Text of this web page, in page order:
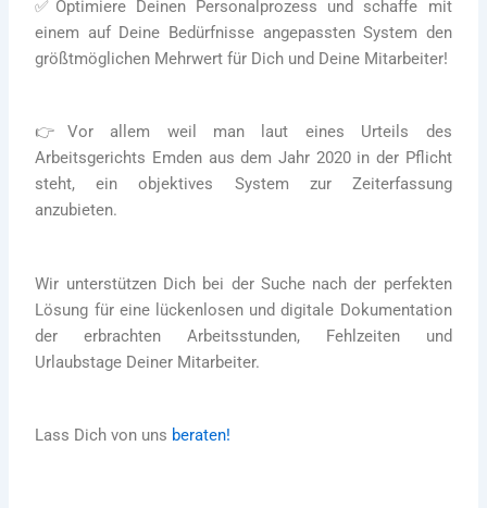
✅ Optimiere Deinen Personalprozess und schaffe mit
einem auf Deine Bedürfnisse angepassten System den
größtmöglichen Mehrwert für Dich und Deine Mitarbeiter!
👉 Vor allem weil man laut eines Urteils des
Arbeitsgerichts Emden aus dem Jahr 2020 in der Pflicht
steht, ein objektives System zur Zeiterfassung
anzubieten.
Wir unterstützen Dich bei der Suche nach der perfekten
Lösung für eine lückenlosen und digitale Dokumentation
der erbrachten Arbeitsstunden, Fehlzeiten und
Urlaubstage Deiner Mitarbeiter.
Lass Dich von uns beraten!